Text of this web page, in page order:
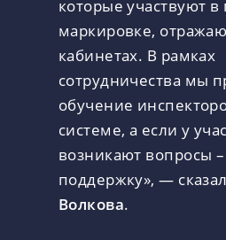
которые участвуют в
маркировке,
кабинетах. В рамках
сотрудничества мы
обучение
системе, а если у
возникают вопросы
поддержку», —
Волкова.